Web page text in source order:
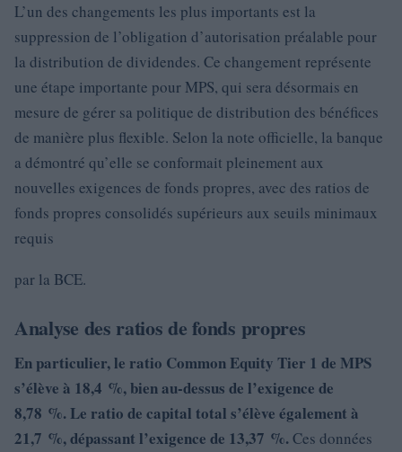
L’un des changements les plus importants est la
suppression de l’obligation d’autorisation préalable pour
la distribution de dividendes. Ce changement représente
une étape importante pour MPS, qui sera désormais en
mesure de gérer sa politique de distribution des bénéfices
de manière plus flexible. Selon la note officielle, la banque
a démontré qu’elle se conformait pleinement aux
nouvelles exigences de fonds propres, avec des ratios de
fonds propres consolidés supérieurs aux seuils minimaux
requis
par la BCE.
Analyse des ratios de fonds propres
En particulier, le ratio Common Equity Tier 1 de MPS
s’élève à 18,4 %, bien au-dessus de l’exigence de
8,78 %. Le ratio de capital total s’élève également à
21,7 %, dépassant l’exigence de 13,37 %.Ces données